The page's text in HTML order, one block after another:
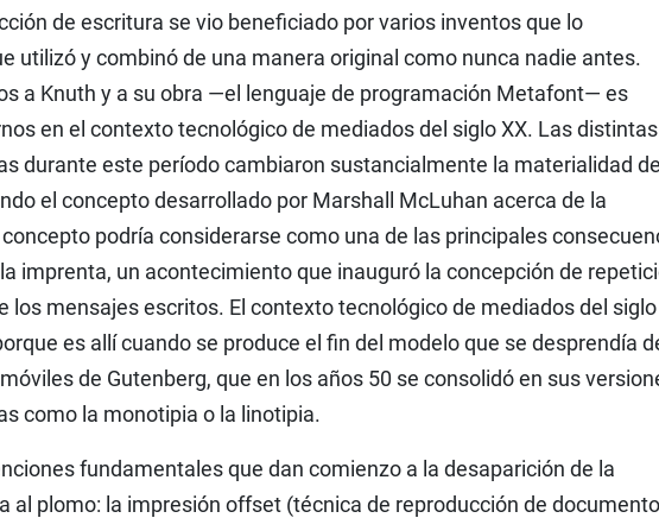
de escritura se vio beneficiado por varios inventos que lo
utilizó y combinó de una manera original como nunca nadie antes.
a Knuth y a su obra —el lenguaje de programación Metafont— es
en el contexto tecnológico de mediados del siglo XX. Las distintas
durante este período cambiaron sustancialmente la materialidad
el concepto desarrollado por Marshall McLuhan acerca de la
concepto podría considerarse como una de las principales
imprenta, un acontecimiento que inauguró la concepción de
los mensajes escritos. El contexto tecnológico de mediados del siglo
es allí cuando se produce el fin del modelo que se desprendía
de Gutenberg, que en los años 50 se consolidó en sus
como la monotipia o la linotipia.
fundamentales que dan comienzo a la desaparición de la
al plomo: la impresión offset (técnica de reproducción de